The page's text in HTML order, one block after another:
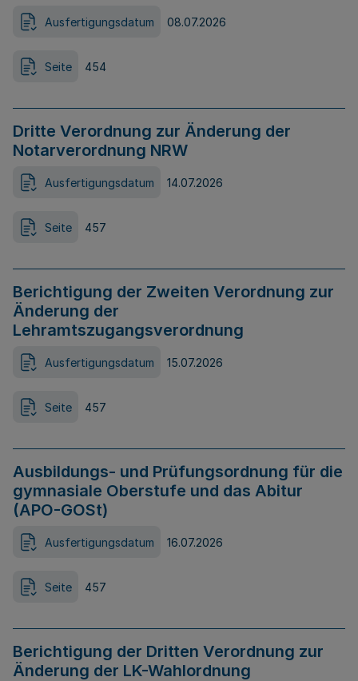
Ausfertigungsdatum 08.07.2026
Seite 454
Dritte Verordnung zur Änderung der
Notarverordnung NRW
Ausfertigungsdatum 14.07.2026
Seite 457
Berichtigung der Zweiten Verordnung zur
Änderung der
Lehramtszugangsverordnung
Ausfertigungsdatum 15.07.2026
Seite 457
Ausbildungs- und Prüfungsordnung für die
gymnasiale Oberstufe und das Abitur
(APO-GOSt)
Ausfertigungsdatum 16.07.2026
Seite 457
Berichtigung der Dritten Verordnung zur
Änderung der LK-Wahlordnung